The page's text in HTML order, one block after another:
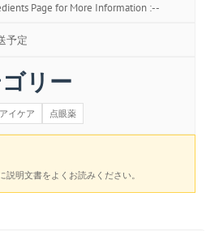
Page for More Information :--
予定
リー
アイケア 点眼薬
明文書をよくお読みください。